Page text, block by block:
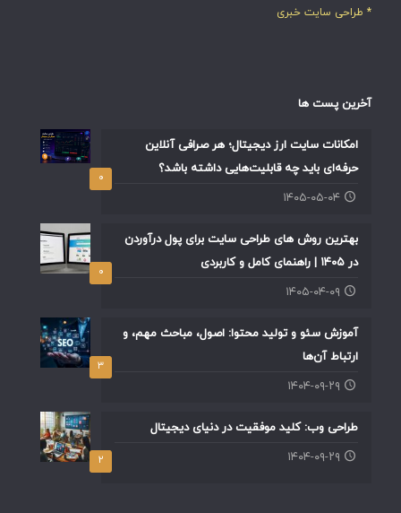
* طراحی سایت خبری
آخرین پست ها
۰
امکانات سایت ارز دیجیتال؛ هر صرافی آنلاین
حرفه‌ای باید چه قابلیت‌هایی داشته باشد؟
۱۴۰۵-۰۵-۰۴
۰
بهترین روش های طراحی سایت برای پول درآوردن
در ۱۴۰۵ | راهنمای کامل و کاربردی
۱۴۰۵-۰۴-۰۹
۳
آموزش سئو و تولید محتوا: اصول، مباحث مهم، و
ارتباط آن‌ها
۱۴۰۴-۰۹-۲۹
۲
طراحی وب: کلید موفقیت در دنیای دیجیتال
۱۴۰۴-۰۹-۲۹